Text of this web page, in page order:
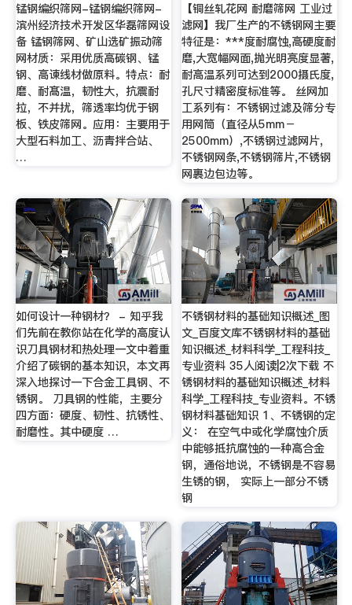
锰钢编织筛网-锰钢编织筛网-
滨州经济技术开发区华磊筛网设
备 锰钢筛网、矿山选矿振动筛
网材质：采用优质高碳钢、锰
钢、高谏线材做原料。特点：耐
磨、耐髙温，韧性大，抗震耐
拉，不并扰，筛透率均优于钢
板、铁皮筛网。应用：主要用于
大型石料加工、沥青拌合站、
…
【铜丝轧花网 耐磨筛网 工业过
滤网】我厂生产的不锈钢网主要
特征是：***度耐腐蚀,高硬度耐
磨,大宽幅网面,抛光明亮度显著,
耐高温系列可达到2000摄氏度,
孔尺寸精密度标准等。 丝网加
工系列有：不锈钢过滤及筛分专
用网筒（直径从5mm－
2500mm）,不锈钢过滤网片,
不锈钢网条,不锈钢筛片,不锈钢
网裹边包边等。
如何设计一种钢材？ - 知乎我
们先前在教你站在化学的高度认
识刀具钢材和热处理一文中着重
介绍了碳钢的基本知识，本文再
深入地探讨一下合金工具钢、不
锈钢。 刀具钢的性能，主要分
四方面：硬度、韧性、抗锈性、
耐磨性。其中硬度 …
不锈钢材料的基础知识概述_图
文_百度文库不锈钢材料的基础
知识概述_材料科学_工程科技_
专业资料 35人阅读|2次下载 不
锈钢材料的基础知识概述_材料
科学_工程科技_专业资料。不锈
钢材料基础知识 1、不锈钢的定
义： 在空气中或化学腐蚀介质
中能够抵抗腐蚀的一种高合金
钢，通俗地说，不锈钢是不容易
生锈的钢， 实际上一部分不锈
钢